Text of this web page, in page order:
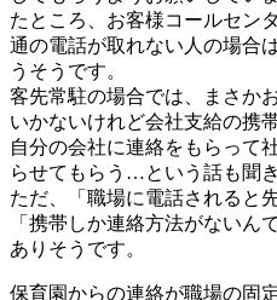
たところ、お客様コールセン
通の電話が取れない人の場合
うそうです。
客先常駐の場合では、まさか
いかないけれど会社支給の携
自分の会社に連絡をもらって
らせてもらう…という話も聞き
ただ、「職場に電話されると
「携帯しか連絡方法がないん
ありそうです。
保育園からの連絡が職場の固